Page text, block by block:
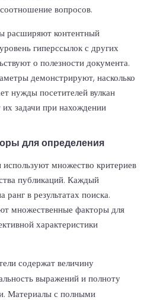
вопросов.
расширяют контентный
гиперссылок с других
о полезности документа.
демонстрируют, насколько
нужды посетителейвулкан
задачи при нахождении
для определения
множество критериев
публикаций. Каждый
ранг в результатах поиска.
множественные факторы для
характеристики
содержат величину
выражений и полноту
Материалы с полными